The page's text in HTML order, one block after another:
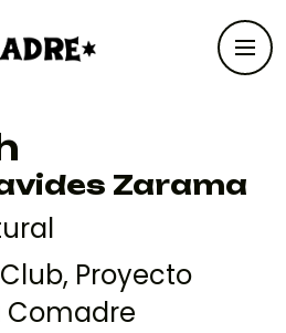
Zarama
Proyecto
Comadre